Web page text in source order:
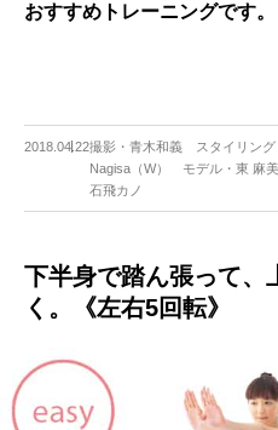
おすすめトレーニングです。
2018.04.22撮影・青木和義 スタイリン
Nagisa（W） モデル・東 麻
石飛カノ
下半身で踏ん張って、
く。《左右5回転》